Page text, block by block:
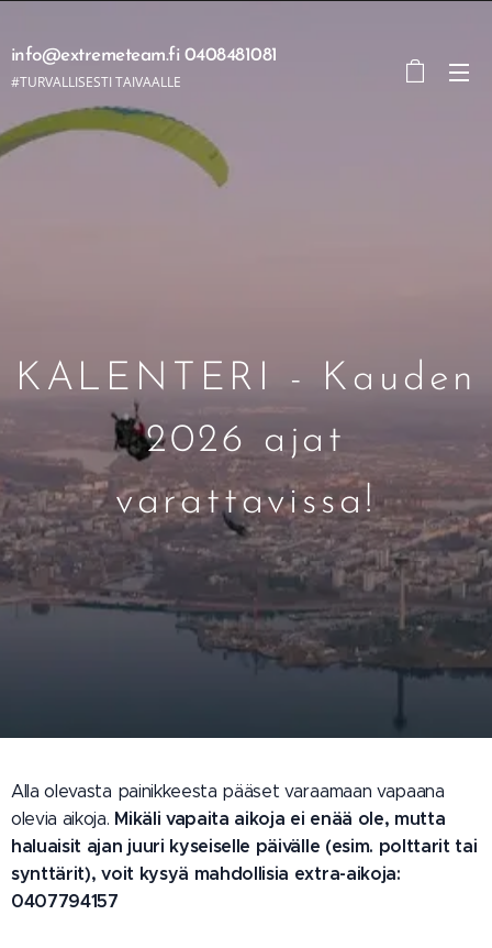
info@extremeteam.fi 0408481081
#TURVALLISESTI TAIVAALLE
KALENTERI - Kauden
2026 ajat
varattavissa!
Alla olevasta painikkeesta pääset varaamaan vapaana
olevia aikoja. Mikäli vapaita aikoja ei enää ole, mutta
haluaisit ajan juuri kyseiselle päivälle (esim. polttarit tai
synttärit), voit kysyä mahdollisia extra-aikoja:
0407794157